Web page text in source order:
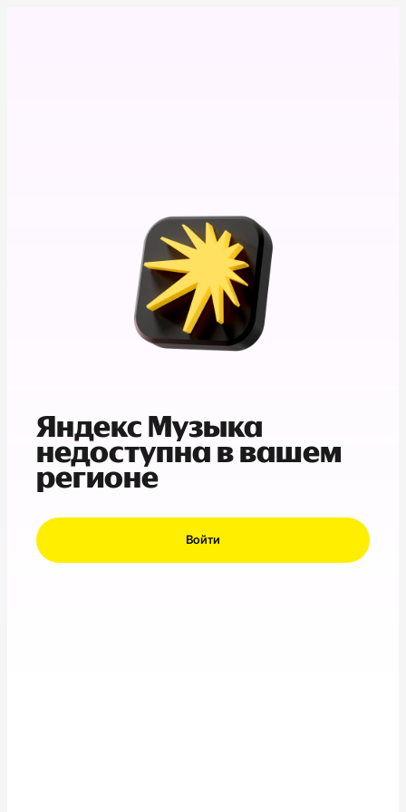
Яндекс Музыка
недоступна в вашем
регионе
Войти